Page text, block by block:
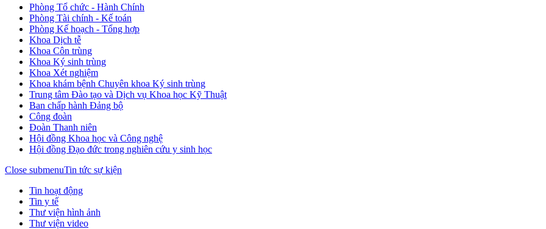
Phòng Tổ chức - Hành Chính
Phòng Tài chính - Kế toán
Phòng Kế hoạch - Tổng hợp
Khoa Dịch tễ
Khoa Côn trùng
Khoa Ký sinh trùng
Khoa Xét nghiệm
Khoa khám bệnh Chuyên khoa Ký sinh trùng
Trung tâm Đào tạo và Dịch vụ Khoa học Kỹ Thuật
Ban chấp hành Đảng bộ
Công đoàn
Đoàn Thanh niên
Hội đồng Khoa học và Công nghệ
Hội đồng Đạo đức trong nghiên cứu y sinh học
Close submenuTin tức sự kiện
Tin hoạt động
Tin y tế
Thư viện hình ảnh
Thư viện video